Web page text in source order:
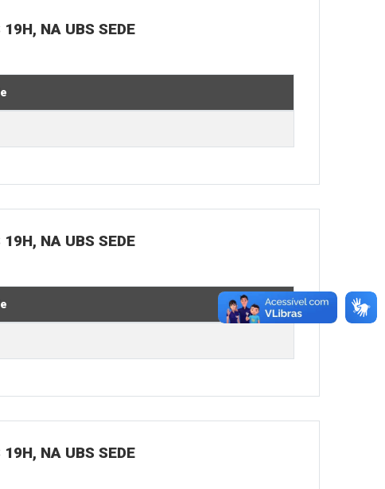
NA UBS SEDE
NA UBS SEDE
NA UBS SEDE